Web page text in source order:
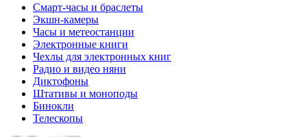
Смарт-часы и браслеты
Экшн-камеры
Часы и метеостанции
Электронные книги
Чехлы для электронных книг
Радио и видео няни
Диктофоны
Штативы и моноподы
Бинокли
Телескопы